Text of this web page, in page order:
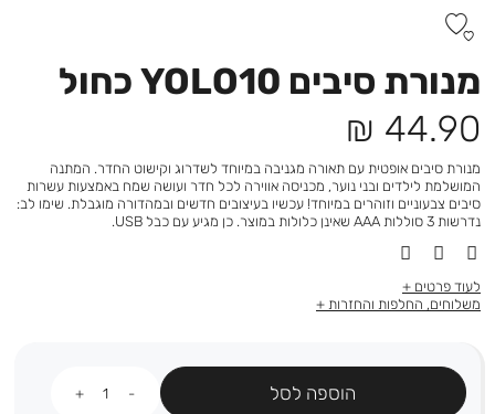
מנורת סיבים YOLO10 כחול
מחיר
מוצר
44.90 ₪
מנורת סיבים אופטית עם תאורה מגניבה במיוחד לשדרוג וקישוט החדר. המתנה
המושלמת לילדים ובני נוער, מכניסה אווירה לכל חדר ועושה שמח באמצעות עשרות
סיבים צבעוניים וזוהרים במיוחד! עכשיו בעיצובים חדשים ובמהדורה מוגבלת. שימו לב:
נדרשות 3 סוללות AAA שאינן כלולות במוצר. כן מגיע עם כבל USB.
לעוד פרטים
משלוחים, החלפות והחזרות
הוספה לסל